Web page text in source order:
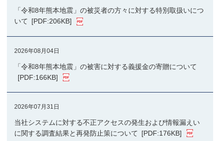
「令和8年熊本地震」の被災者の方々に対する特別取扱いにつ
いて
[PDF:206KB]
2026年08月04日
「令和8年熊本地震」の被害に対する義援金の寄贈について
[PDF:166KB]
2026年07月31日
当社システムに対する不正アクセスの発生および情報漏えい
に関する調査結果と再発防止策について
[PDF:176KB]